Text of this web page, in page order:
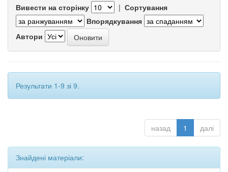
Вивести на сторінку | Сортування
Впорядкування
Автори
Результати 1-9 зі 9.
назад 1 далі
Знайдені матеріали: